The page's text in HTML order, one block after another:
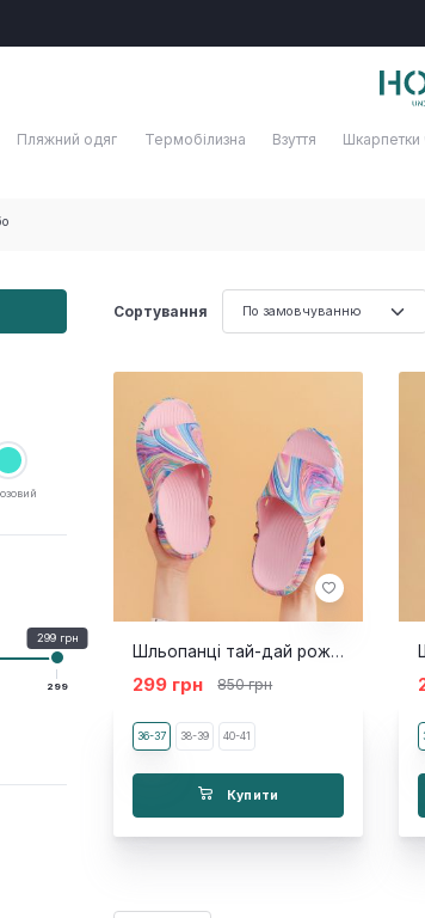
Пляжний одяг Термобілизна Взуття Шкарпетки
Сортування
299 грн
299
Шльопанці тай-дай рожеві
299 грн 850 грн
36-37 38-39 40-41
Купити